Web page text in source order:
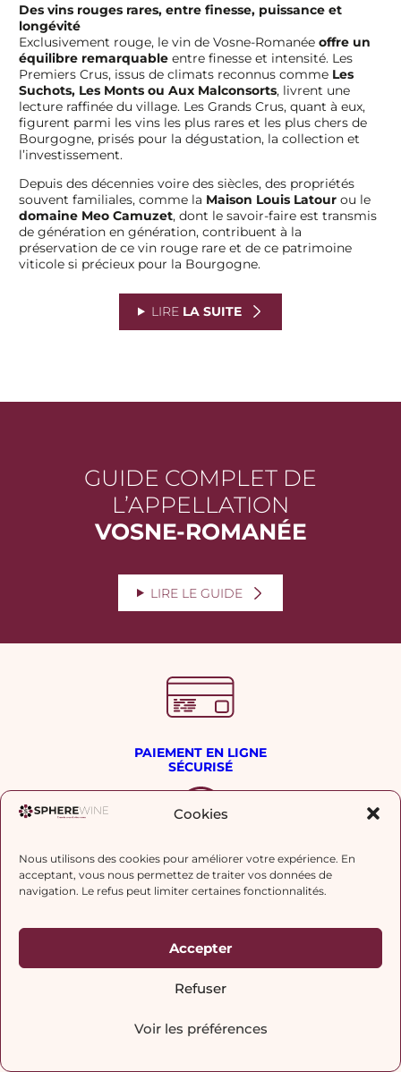
Cookies
Nous utilisons des cookies pour améliorer votre expérience. En
acceptant, vous nous permettez de traiter vos données de
navigation. Le refus peut limiter certaines fonctionnalités.
Accepter
Refuser
Voir les préférences
Des vins rouges rares, entre finesse, puissance et
longévité
Exclusivement rouge, le vin de Vosne-Romanéeoffre un
équilibre remarquable entre finesse et intensité. Les
Premiers Crus, issus de climats reconnus comme Les
Suchots, Les Monts ou Aux Malconsorts, livrent une
lecture raffinée du village. Les Grands Crus, quant à eux,
figurent parmi les vins les plus rares et les plus chers de
Bourgogne, prisés pour la dégustation, la collection et
l’investissement.
Depuis des décennies voire des siècles, des propriétés
souvent familiales, comme la Maison Louis Latour ou le
domaine Meo Camuzet, dont le savoir-faire est transmis
de génération en génération, contribuent à la
préservation de ce vin rouge rare et de ce patrimoine
viticole si précieux pour la Bourgogne.
LIRE LA SUITE
GUIDE COMPLET DE
L’APPELLATION
VOSNE-ROMANÉE
LIRE LE GUIDE
PAIEMENT EN LIGNE
SÉCURISÉ
LIVRAISON
EXPRESS 24H
EMBALLAGES